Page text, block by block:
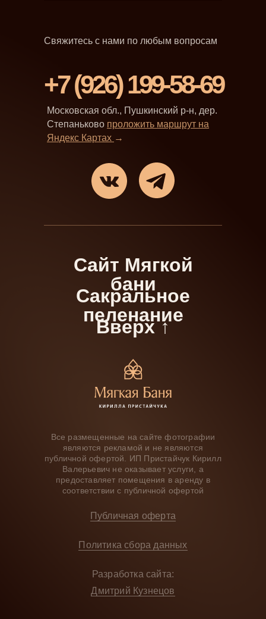
Свяжитесь с нами по любым вопросам
Сайт Мягкой
бани
Сакральное
пеленание
Вверх ↑
Все размещенные на сайте фотографии
являются рекламой и не являются
публичной офертой. ИП Пристайчук Кирилл
Валерьевич не оказывает услуги, а
предоставляет помещения в аренду в
соответствии с публичной офертой
Разработка сайта:
Дмитрий Кузнецов
Публичная офертa
+7 (926) 199-58-69
Московская обл., Пушкинский р-н, дер.
Степаньково проложить маршрут на
Яндекс Картах →
Политика сбора данных